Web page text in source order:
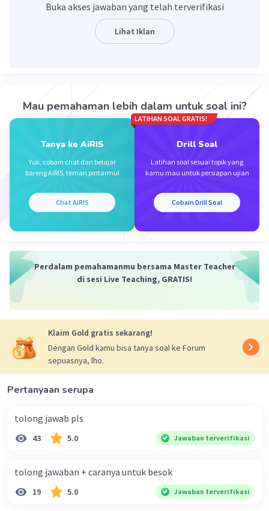
·0.0
Iklan
Buka akses jawaban yang telah terverifikasi
Lihat Iklan
Mau pemahaman lebih dalam untuk soal ini?
Tanya ke AiRIS
Yuk, cobain chat dan belajar
bareng AiRIS, teman pintarmu!
Chat AiRIS
LATIHAN SOAL GRATIS!
Drill Soal
Latihan soal sesuai topik yang
kamu mau untuk persiapan ujian
Cobain Drill Soal
Perdalam pemahamanmu bersama Master Teacher
di sesi Live Teaching, GRATIS!
Klaim Gold gratis sekarang!
Dengan Gold kamu bisa tanya soal ke Forum
sepuasnya, lho.
Pertanyaan serupa
tolong jawab pls
43 5.0 Jawaban terverifikasi
tolong jawaban + caranya untuk besok
19 5.0 Jawaban terverifikasi